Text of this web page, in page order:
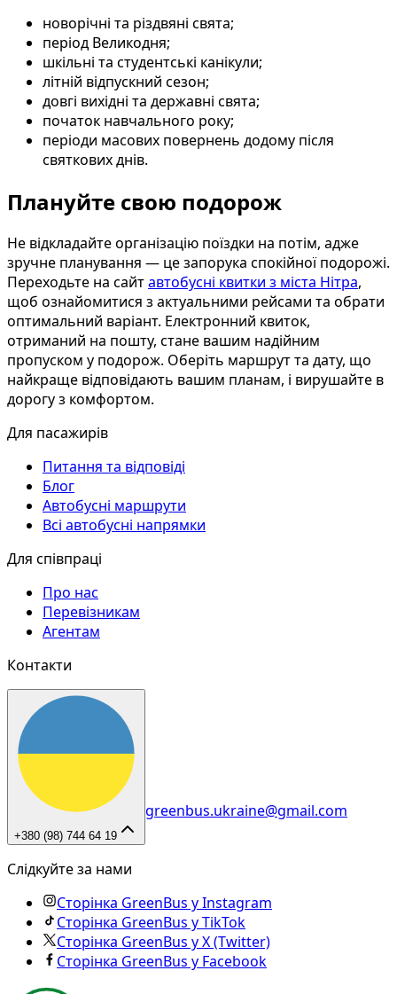
новорічні та різдвяні свята;
період Великодня;
шкільні та студентські канікули;
літній відпускний сезон;
довгі вихідні та державні свята;
початок навчального року;
періоди масових повернень додому після
святкових днів.
Плануйте свою подорож
Не відкладайте організацію поїздки на потім, адже
зручне планування — це запорука спокійної подорожі.
Переходьте на сайтавтобусні квитки з міста Нітра,
щоб ознайомитися з актуальними рейсами та обрати
оптимальний варіант. Електронний квиток,
отриманий на пошту, стане вашим надійним
пропуском у подорож. Оберіть маршрут та дату, що
найкраще відповідають вашим планам, і вирушайте в
дорогу з комфортом.
Для пасажирів
Питання та відповіді
Блог
Автобусні маршрути
Всі автобусні напрямки
Для співпраці
Про нас
Перевізникам
Агентам
Контакти
+380 (98) 744 64 19
greenbus.ukraine@gmail.com
Слідкуйте за нами
Сторінка GreenBus у Instagram
Сторінка GreenBus у TikTok
Сторінка GreenBus у X (Twitter)
Сторінка GreenBus у Facebook